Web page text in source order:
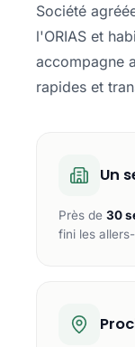
Société
l'ORIAS et
accompagne
rapides et
Un
Près de 30
fini les